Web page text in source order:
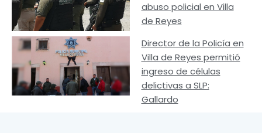
abuso policial en Villa
de Reyes
Director de la Policía en
Villa de Reyes permitió
ingreso de células
delictivas a SLP:
Gallardo